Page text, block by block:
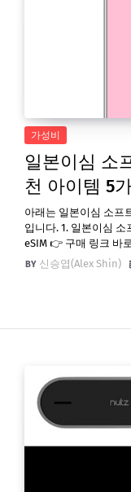
가성비
일본이심 소
천 아이템 5
아래는 일본이심 소프
입니다. 1. 일본이심
eSIM 👉 구매 링크 바
신승엽(Alex Shin)